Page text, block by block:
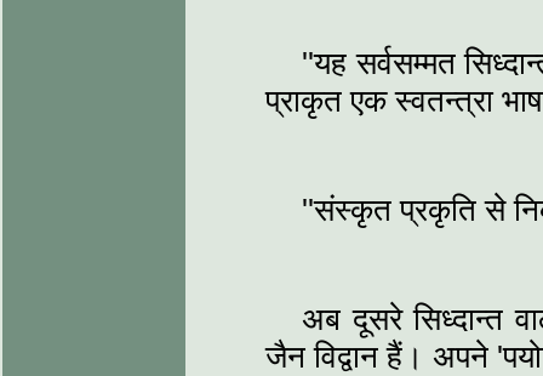
''यह सर्वसम्मत
प्राकृत एक स्वतन्त्रा
''संस्कृत प्रकृति से
अब दूसरे सिध्दान्त
जैन विद्वान हैं। अपने